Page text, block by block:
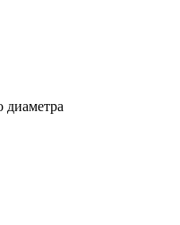
диаметра